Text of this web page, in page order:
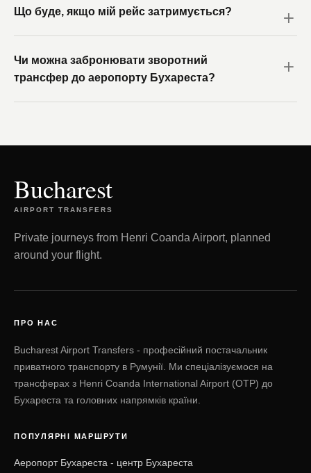
Що буде, якщо мій рейс затримується?
Чи можна забронювати зворотний
трансфер до аеропорту Бухареста?
Bucharest
AIRPORT TRANSFERS
Private journeys from Henri Coanda Airport, planned
around your flight.
ПРО НАС
Bucharest Airport Transfers - професійний постачальник
приватного транспорту в Румунії. Ми спеціалізуємося на
трансферах з Henri Coanda International Airport (OTP) до
Бухареста та головних напрямків країни.
ПОПУЛЯРНІ МАРШРУТИ
Аеропорт Бухареста - центр Бухареста